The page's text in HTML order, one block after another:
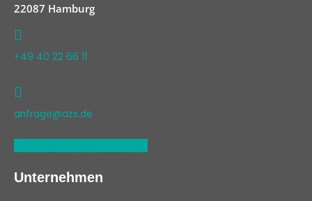
22087 Hamburg
+49 40 22 66 11
anfrage@azs.de
Unternehmen